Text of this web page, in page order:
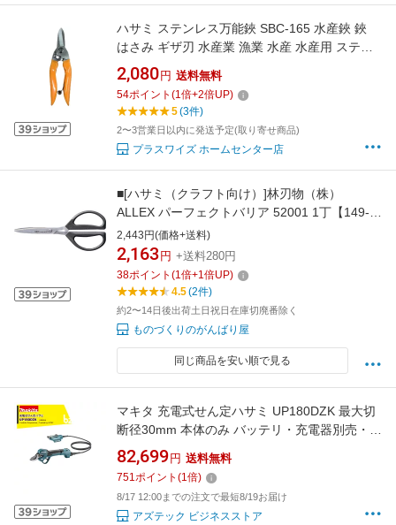
ハサミ ステンレス万能鋏 SBC-165 水産鋏 鋏
はさみ ギザ刃 水産業 漁業 水産 水産用 ステン
レス サビない あんたが職人 三冨DZ 送料無料
メール便
2,080 円 送料無料
54ポイント (1倍+2倍UP)
5(3件)
2〜3営業日以内に発送予定(取り寄せ商品)
プラスワイズ ホームセンター店
■[ハサミ（クラフト向け）]林刃物（株）
ALLEX パーフェクトバリア 52001 1丁【149-
7562】【代引不可商品】【メール便1個まで対
象商品】
2,443円(価格+送料)
2,163 円 +送料280円
38ポイント (1倍+1倍UP)
4.5(2件)
約2〜14日後出荷土日祝日在庫切廃番除く
ものづくりのがんばり屋
同じ商品を安い順で見る
マキタ 充電式せん定ハサミ UP180DZK 最大切
断径30mm 本体のみ バッテリ・充電器別売・ケ
ース別売 法人様限定
82,699 円 送料無料
751ポイント (1倍)
8/17 12:00までの注文で最短8/19お届け
アズテック ビジネスストア